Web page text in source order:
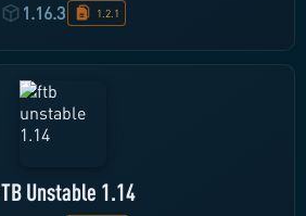
1.16.3 1.2.1
Unstable 1.14